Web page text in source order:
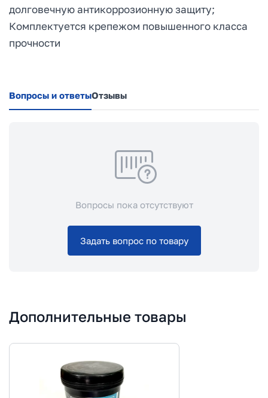
долговечную антикоррозионную защиту;
Комплектуется крепежом повышенного класса
прочности
Вопросы и ответыОтзывы
Вопросы пока отсутствуют
Задать вопрос по товару
Дополнительные товары